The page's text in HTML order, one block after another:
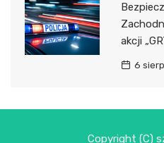
akcji
6
Copyright (C)